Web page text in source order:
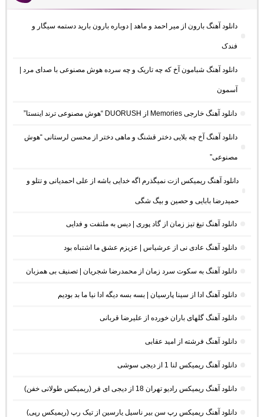
دانلود آهنگ بارون از میر احمد و ماهد | دوباره بارون بارید دستمه سیگار و
فندک
دانلود آهنگ شبامون آخ که چه تاریک و چه سرده هوش مصنوعی با صدای مرد |
آسمون
دانلود آهنگ خارجی Memories از DUORUSH “هوش مصنوعی ترند اینستا”
دانلود آهنگ آخ چه بلایی دختر قشنگ و ماهی دختر از محسن لرستانی “هوش
مصنوعی”
دانلود آهنگ ریمیکس ازت نمیگذرم اگه خدایی باشه از علی احمدیانی و تتلو و
حمیدرضا بابایی و حصین و بیگ شگی
دانلود آهنگ تیغ تیز زمان از گاد پوری | دیس به ملتفت و فدایی
دانلود آهنگ عادی نی از عرشیاس | عزیزم عشق ما اشتباه بود
دانلود آهنگ به سکوت سرد زمان از محمدرضا شجریان | تصنیف بی همزبان
دانلود آهنگ ادا از سینا پارسیان | بسه بسه دیگه ادا نیا ما بد بودیم
دانلود آهنگ گلهای باران خورده از علیرضا قربانی
دانلود آهنگ فرشته از امید عقابی
دانلود آهنگ ریمیکس لنا 1 از دیجی سوشی
دانلود آهنگ ریمیکس رادیو تهران 18 از دیجی ای فر (ریمیکس طولانی خفن)
دانلود آهنگ ریمیکس رپ سن بیر ناسیل یارسین از تیک رپ (ریمیکس رپی)